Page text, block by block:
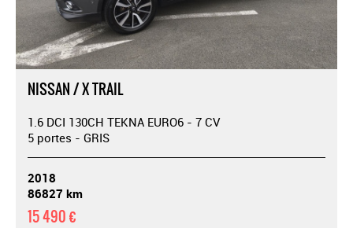
NISSAN / X TRAIL
1.6 DCI 130CH TEKNA EURO6 - 7 CV
5 portes - GRIS
2018
86827 km
15 490 €